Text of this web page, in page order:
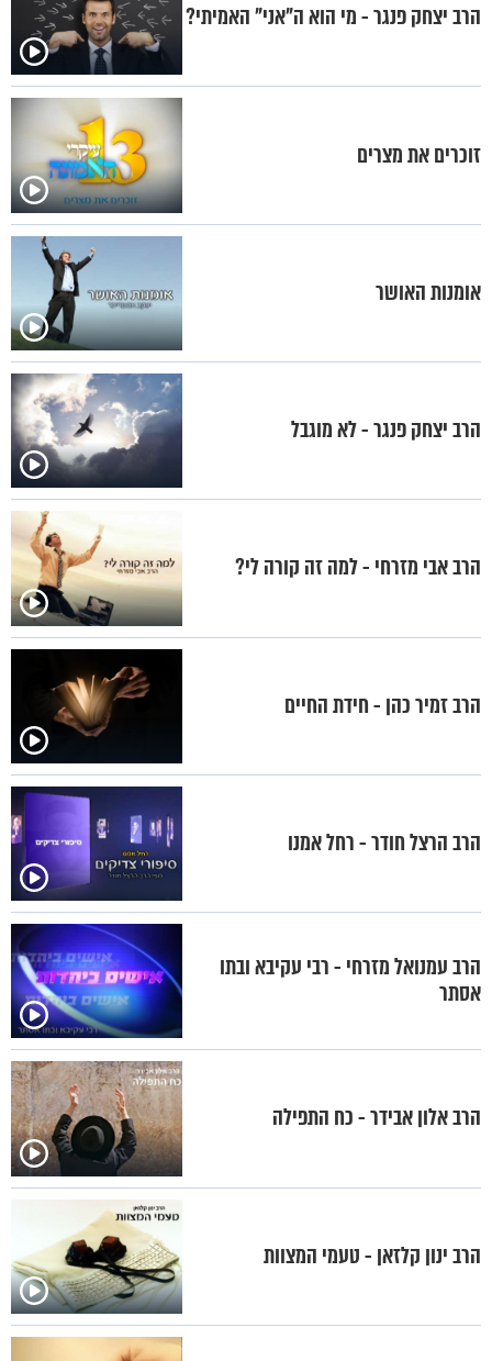
הרב יצחק פנגר - מי הוא ה"אני" האמיתי?
זוכרים את מצרים
אומנות האושר
הרב יצחק פנגר - לא מוגבל
הרב אבי מזרחי - למה זה קורה לי?
הרב זמיר כהן - חידת החיים
הרב הרצל חודר - רחל אמנו
הרב עמנואל מזרחי - רבי עקיבא ובתו
אסתר
הרב אלון אבידר - כח התפילה
הרב ינון קלזאן - טעמי המצוות